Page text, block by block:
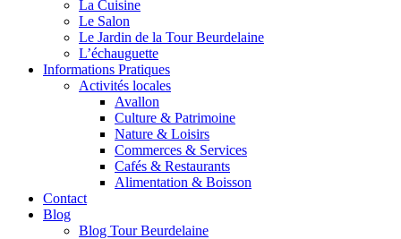
La Cuisine
Le Salon
Le Jardin de la Tour Beurdelaine
L’échauguette
Informations Pratiques
Activités locales
Avallon
Culture & Patrimoine
Nature & Loisirs
Commerces & Services
Cafés & Restaurants
Alimentation & Boisson
Contact
Blog
Blog Tour Beurdelaine